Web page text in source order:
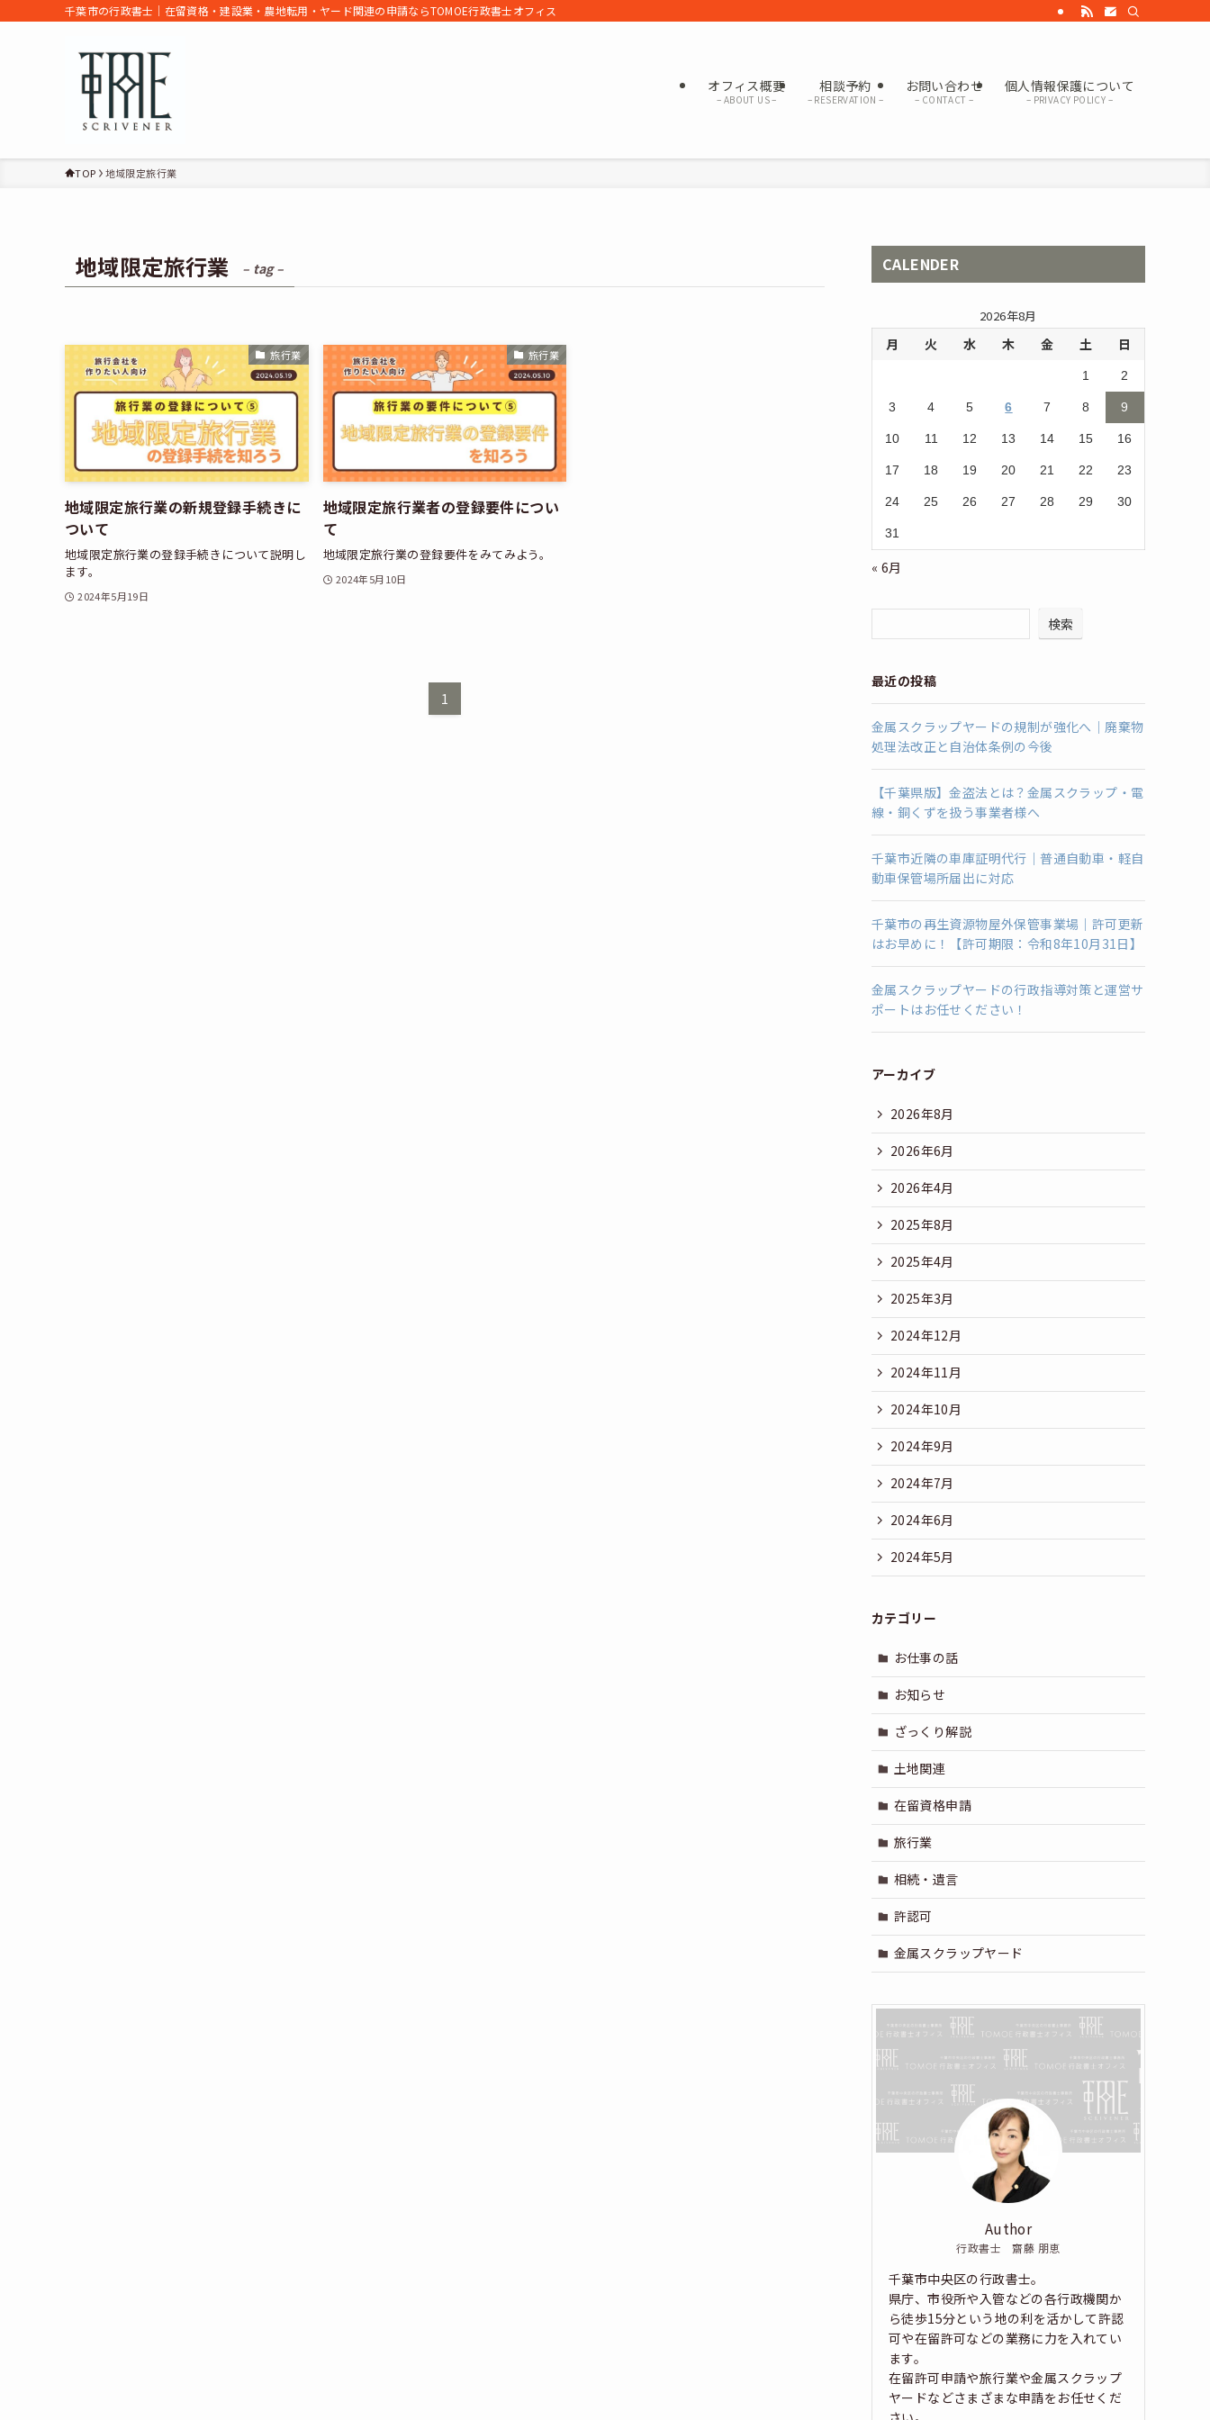
千葉市の行政書士｜在留資格・建設業・農地転用・ヤード関連の申請ならTOMOE行政書士オフィス
オフィス概要
– ABOUT US –
相談予約
– RESERVATION –
お問い合わせ
– CONTACT –
個人情報保護について
– PRIVACY POLICY –
TOP 地域限定旅行業
地域限定旅行業 – tag –
旅行業
地域限定旅行業の新規登録手続きに
ついて
地域限定旅行業の登録手続きについて説明し
ます。
2024年5月19日
旅行業
地域限定旅行業者の登録要件につい
て
地域限定旅行業の登録要件をみてみよう。
2024年5月10日
1
CALENDER
2026年8月
月 火 水 木 金 土 日
1 2
3 4 5 6 7 8 9
10 11 12 13 14 15 16
17 18 19 20 21 22 23
24 25 26 27 28 29 30
31
« 6月
検索
最近の投稿
金属スクラップヤードの規制が強化へ｜廃棄物
処理法改正と自治体条例の今後
【千葉県版】金盗法とは？金属スクラップ・電
線・銅くずを扱う事業者様へ
千葉市近隣の車庫証明代行｜普通自動車・軽自
動車保管場所届出に対応
千葉市の再生資源物屋外保管事業場｜許可更新
はお早めに！【許可期限：令和8年10月31日】
金属スクラップヤードの行政指導対策と運営サ
ポートはお任せください！
アーカイブ
2026年8月
2026年6月
2026年4月
2025年8月
2025年4月
2025年3月
2024年12月
2024年11月
2024年10月
2024年9月
2024年7月
2024年6月
2024年5月
カテゴリー
お仕事の話
お知らせ
ざっくり解説
土地関連
在留資格申請
旅行業
相続・遺言
許認可
金属スクラップヤード
Author
行政書士 齋藤 朋恵
千葉市中央区の行政書士。
県庁、市役所や入管などの各行政機関か
ら徒歩15分という地の利を活かして許認
可や在留許可などの業務に力を入れてい
ます。
在留許可申請や旅行業や金属スクラップ
ヤードなどさまざまな申請をお任せくだ